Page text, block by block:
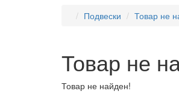
Подвески
Товар не
Товар не
Товар не найден!